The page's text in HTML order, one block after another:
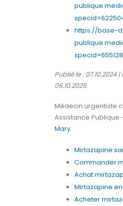
https://base-
Publié le : 07.10.2024
06.10.2025.
Médecin urgentiste
Assistance Publique
Mary.
Mirtazapine
Commander
Achat
Mirtazapine
Acheter